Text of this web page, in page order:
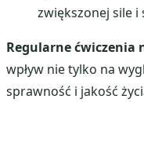
zwiększonej sile i
Regularne ćwiczenia
wpływ nie tylko na
sprawność i jakość